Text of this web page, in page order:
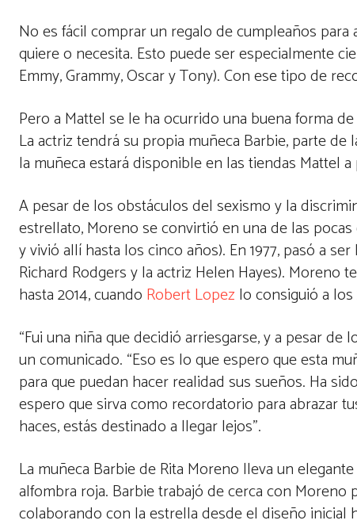
No es fácil comprar un regalo de cumpleaños
quiere o necesita. Esto puede ser especialmente
Emmy, Grammy, Oscar y Tony). Con ese tipo de
Pero a Mattel se le ha ocurrido una buena forma
La actriz tendrá su propia muñeca Barbie, parte
la muñeca estará disponible en las tiendas Mattel
A pesar de los obstáculos del sexismo y la
estrellato, Moreno se convirtió en una de las
y vivió allí hasta los cinco años). En 1977, pasó a
Richard Rodgers y la actriz Helen Hayes). Moreno
hasta 2014, cuando Robert Lopezlo consiguió a los
“Fui una niña que decidió arriesgarse, y a pesar
un comunicado. “Eso es lo que espero que esta
para que puedan hacer realidad sus sueños. Ha
espero que sirva como recordatorio para abrazar
haces, estás destinado a llegar lejos”.
La muñeca Barbie de Rita Moreno lleva un
alfombra roja. Barbie trabajó de cerca con Moreno
colaborando con la estrella desde el diseño inicial